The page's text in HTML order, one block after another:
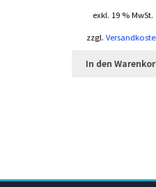
exkl. 19 % MwSt.
zzgl.
In den